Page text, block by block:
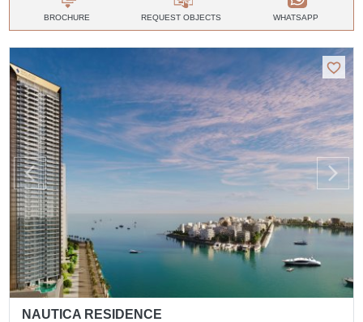
BROCHURE REQUEST OBJECTS WHATSAPP
NAUTICA RESIDENCE